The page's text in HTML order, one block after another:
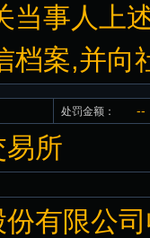
当事人上
档案,并向
处罚金额： --
所
有限公